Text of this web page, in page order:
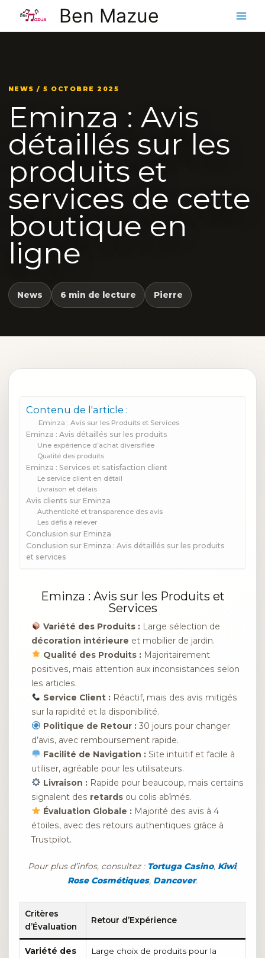
contenu
Ben Mazue
NEWS / 5 OCTOBRE 2025
Eminza : Avis
détaillés sur les
produits et
services de cette
boutique en
ligne
News 6 min de lecture Pierre
Contenu de l'article :
Eminza : Avis sur les Produits et Services
Eminza : Avis détaillés sur les produits
Une expérience d’achat diversifiée
Qualité des produits
Eminza : Services et satisfaction client
Le service client en détail
Livraison et délais
Avis clients sur Eminza
Authenticité et transparence des avis
Les défis à relever
Conclusion sur Eminza
Conclusion sur Eminza : Avis détaillés sur les produits
et services
Eminza : Avis sur les Produits et
Services
Variété des Produits :Large sélection de
décoration intérieure et mobilier de jardin.
Qualité des Produits :Majoritairement
positives, mais attention aux inconsistances selon
les articles.
Service Client :Réactif, mais des avis mitigés
sur la rapidité et la disponibilité.
Politique de Retour :30 jours pour changer
d’avis, avec remboursement rapide.
Facilité de Navigation :Site intuitif et facile à
utiliser, agréable pour les utilisateurs.
Livraison :Rapide pour beaucoup, mais certains
signalent des retards ou colis abîmés.
Évaluation Globale :Majorité des avis à 4
étoiles, avec des retours authentiques grâce à
Trustpilot.
Pour plus d’infos, consultez : Tortuga Casino, Kiwi,
Rose Cosmétiques, Dancover.
Critères
d’Évaluation
Retour d’Expérience
Variété des
Large choix de produits pour la